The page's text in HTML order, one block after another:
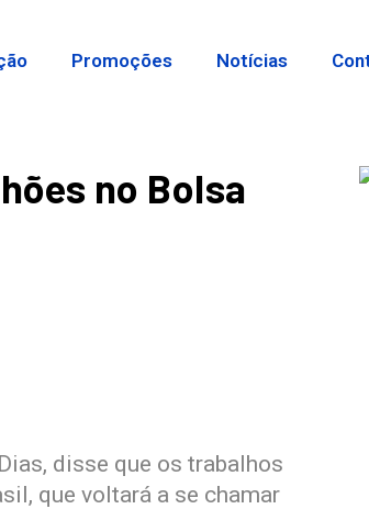
Promoções Notícias
no Bolsa
disse que os trabalhos
que voltará a se chamar